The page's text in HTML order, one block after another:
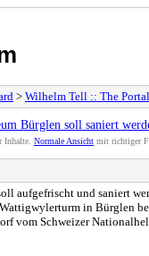
> Wilhelm Tell :: The
Bürglen soll saniert
Inhalte. Normale Ansicht mit richtiger
aufgefrischt und saniert
in Bürglen
vom Schweizer